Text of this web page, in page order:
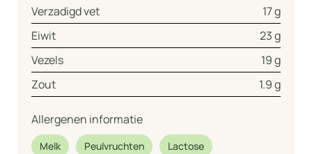
Verzadigd vet
17 g
Eiwit
23 g
Vezels
19 g
Zout
1.9 g
Allergenen informatie
Melk Peulvruchten Lactose